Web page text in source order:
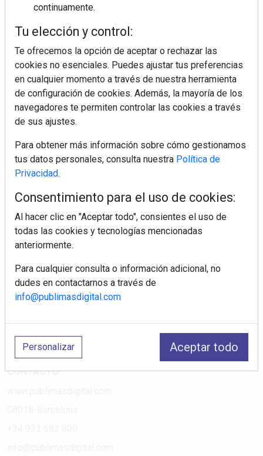
electrodomésticos, novedades informáticas, electrónica de
consumo, canal electro, retail, análisis distribución, noticias
tiendas electrodomésticos, línea blanca, línea marrón,
pequeño electrodoméstico, datos de mercado.
PÁGINAS
Suscripciones
Política de Privacidad
Política de Cookies
Política de Redes
Aviso Legal
¿Quiénes somos?
CONTACTO
continuamente.
Tu elección y control:
Te ofrecemos la opción de aceptar o rechazar las
cookies no esenciales. Puedes ajustar tus preferencias
en cualquier momento a través de nuestra herramienta
de configuración de cookies. Además, la mayoría de los
navegadores te permiten controlar las cookies a través
de sus ajustes.
Para obtener más información sobre cómo gestionamos
tus datos personales, consulta nuestra Política de
Privacidad.
Consentimiento para el uso de cookies:
Al hacer clic en "Aceptar todo", consientes el uso de
todas las cookies y tecnologías mencionadas
anteriormente.
Para cualquier consulta o información adicional, no
dudes en contactarnos a través de
info@publimasdigital.com
Personalizar Aceptar todo